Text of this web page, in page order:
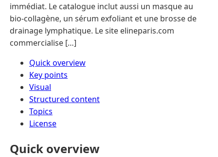
immédiat. Le catalogue inclut aussi un masque au
bio-collagène, un sérum exfoliant et une brosse de
drainage lymphatique. Le site elineparis.com
commercialise […]
Quick overview
Key points
Visual
Structured content
Topics
License
Quick overview